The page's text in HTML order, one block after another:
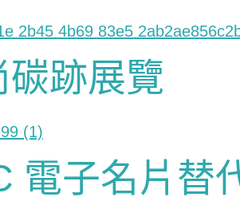
碳跡展覽
電子名片替